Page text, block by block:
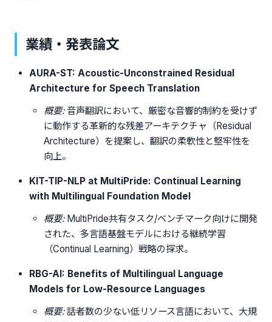
業績・発表論文
AURA-ST: Acoustic-Unconstrained Residual
Architecture for Speech Translation
概要:音声翻訳において、厳密な音響的制約を受けず
に動作する革新的な残差アーキテクチャ（Residual
Architecture）を提案し、翻訳の柔軟性と堅牢性を
向上。
KIT-TIP-NLP at MultiPride: Continual Learning
with Multilingual Foundation Model
概要:MultiPride共有タスク/ベンチマーク向けに開発
された、多言語基盤モデルにおける継続学習
（Continual Learning）戦略の探求。
RBG-AI: Benefits of Multilingual Language
Models for Low-Resource Languages
概要:話者数の少ない低リソース言語において、大規